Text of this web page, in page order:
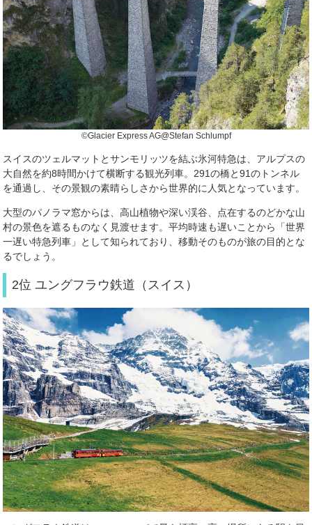
©Glacier Express AG@Stefan Schlumpf
スイスのツェルマットとサンモリッツを結ぶ氷河特急は、アルプスの
大自然を約8時間かけて横断する観光列車。291の橋と91のトンネル
を通過し、その景観の素晴らしさから世界的に人気となっています。
大型のパノラマ窓からは、高山植物や深い渓谷、点在するのどかな山
村の景色を遮るものなく見渡せます。平均時速も遅いことから「世界
一遅い特急列車」として知られており、移動そのものが旅の目的とな
るでしょう。
2位 ユングフラウ鉄道（スイス）